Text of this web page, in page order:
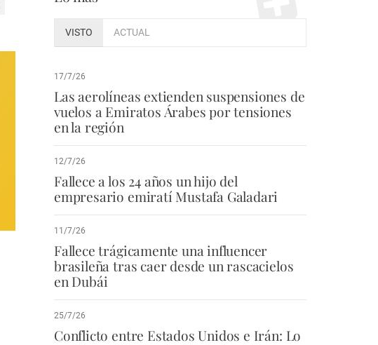
VISTO ACTUAL
17/7/26
Las aerolíneas extienden suspensiones de
vuelos a Emiratos Árabes por tensiones
en la región
12/7/26
Fallece a los 24 años un hijo del
empresario emiratí Mustafa Galadari
11/7/26
Fallece trágicamente una influencer
brasileña tras caer desde un rascacielos
en Dubái
25/7/26
Conflicto entre Estados Unidos e Irán: Lo